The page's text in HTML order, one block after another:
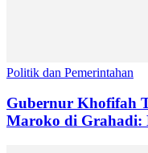
Politik dan Pemerintahan
Gubernur Khofifah
Maroko di Grahadi: